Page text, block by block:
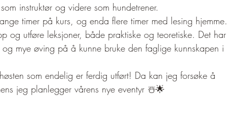
instruktør og videre som hundetrener.
timer på kurs, og enda flere timer med lesing hjemme.
utføre leksjoner, både praktiske og teoretiske. Det har
mye øving på å kunne bruke den faglige kunnskapen i
som endelig er ferdig utført! Da kan jeg forsøke å
jeg planlegger vårens nye eventyr ☃️🌟